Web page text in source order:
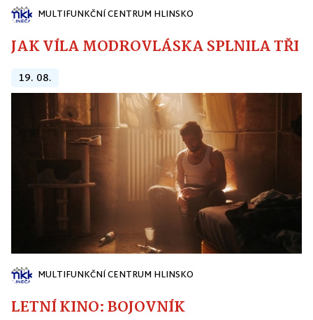
MULTIFUNKČNÍ CENTRUM HLINSKO
JAK VÍLA MODROVLÁSKA SPLNILA
19. 08.
MULTIFUNKČNÍ CENTRUM HLINSKO
LETNÍ KINO: BOJOVNÍK